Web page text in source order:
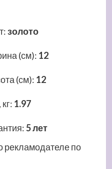
:золото
(см): 12
(см): 12
: 1.97
:5 лет
по